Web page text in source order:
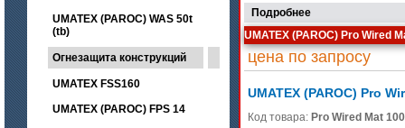
UMATEX (PAROC) WAS 50t
(tb)
Огнезащита конструкций
UMATEX FSS160
UMATEX (PAROC) FPS 14
Подробнее
UMATEX (PAROC) Pro Wired
цена по запросу
UMATEX (PAROC) Pro
Код товара: Pro Wired Mat